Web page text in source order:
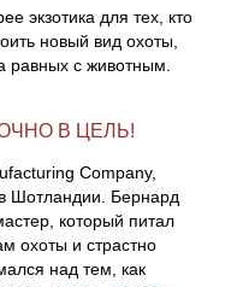
экзотика для тех, кто
новый вид охоты,
равных с животным.
В ЦЕЛЬ!
Company,
Шотландии. Бернард
который питал
охоты и страстно
над тем, как